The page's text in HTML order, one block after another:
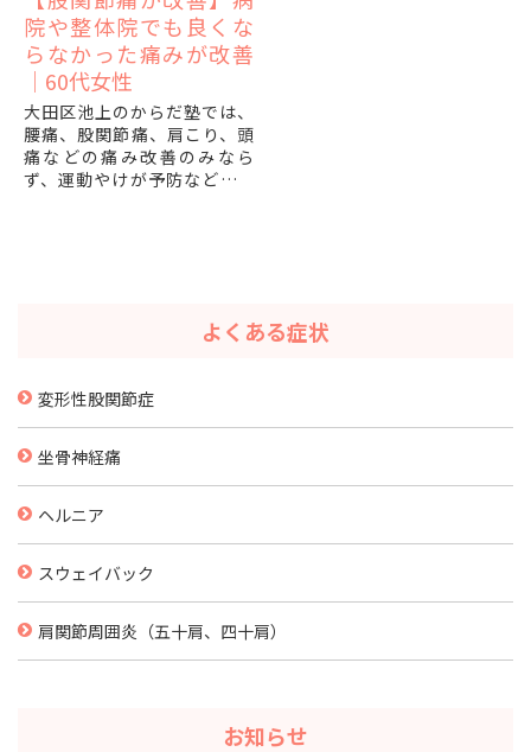
院や整体院でも良くな
らなかった痛みが改善
｜60代女性
大田区池上のからだ塾では、
腰痛、股関節痛、肩こり、頭
痛などの痛み改善のみなら
ず、運動やけが予防などパフ
よくある症状
変形性股関節症
坐骨神経痛
ヘルニア
スウェイバック
肩関節周囲炎（五十肩、四十肩）
お知らせ